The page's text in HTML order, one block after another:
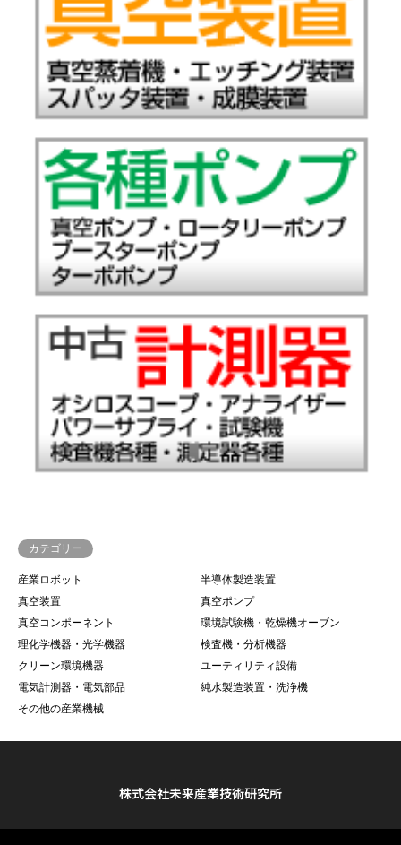
カテゴリー
産業ロボット
半導体製造装置
真空装置
真空ポンプ
真空コンポーネント
環境試験機・乾燥機オーブン
理化学機器・光学機器
検査機・分析機器
クリーン環境機器
ユーティリティ設備
電気計測器・電気部品
純水製造装置・洗浄機
その他の産業機械
株式会社未来産業技術研究所